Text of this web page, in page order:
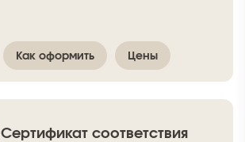
Как оформить Цены
Сертификат соответствия